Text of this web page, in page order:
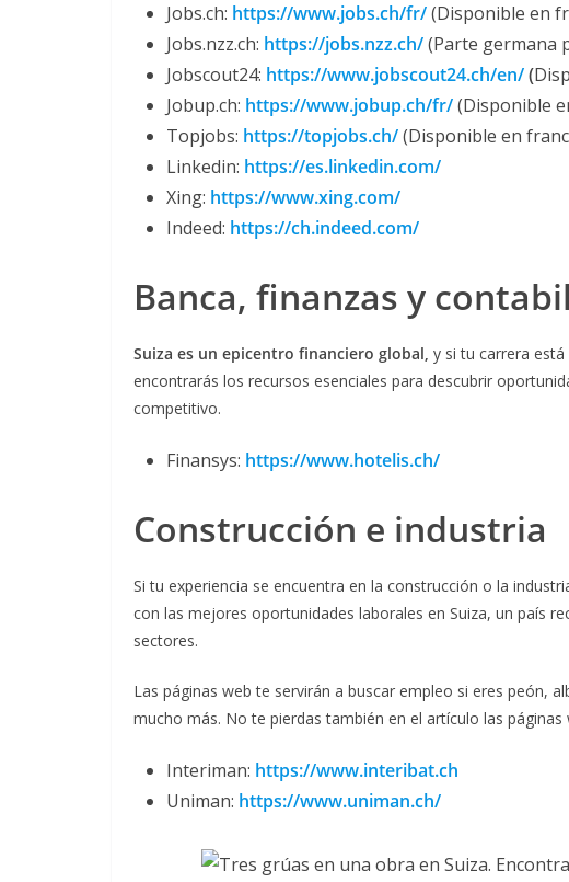
Jobs.ch: https://www.jobs.ch/fr/(Disponible en
Jobs.nzz.ch: https://jobs.nzz.ch/(Parte germana
Jobscout24: https://www.jobscout24.ch/en/(
Jobup.ch: https://www.jobup.ch/fr/(Disponible
Topjobs: https://topjobs.ch/(Disponible en
Linkedin: https://es.linkedin.com/
Xing: https://www.xing.com/
Indeed: https://ch.indeed.com/
Banca, finanzas y
Suiza es un epicentro financiero global, y si tu carrera
encontrarás los recursos esenciales para descubrir
competitivo.
Finansys: https://www.hotelis.ch/
Construcción e industria
Si tu experiencia se encuentra en la construcción o la
con las mejores oportunidades laborales en Suiza, un país
sectores.
Las páginas web te servirán a buscar empleo si eres peón,
mucho más. No te pierdas también en el artículo las
Interiman: https://www.interibat.ch
Uniman: https://www.uniman.ch/